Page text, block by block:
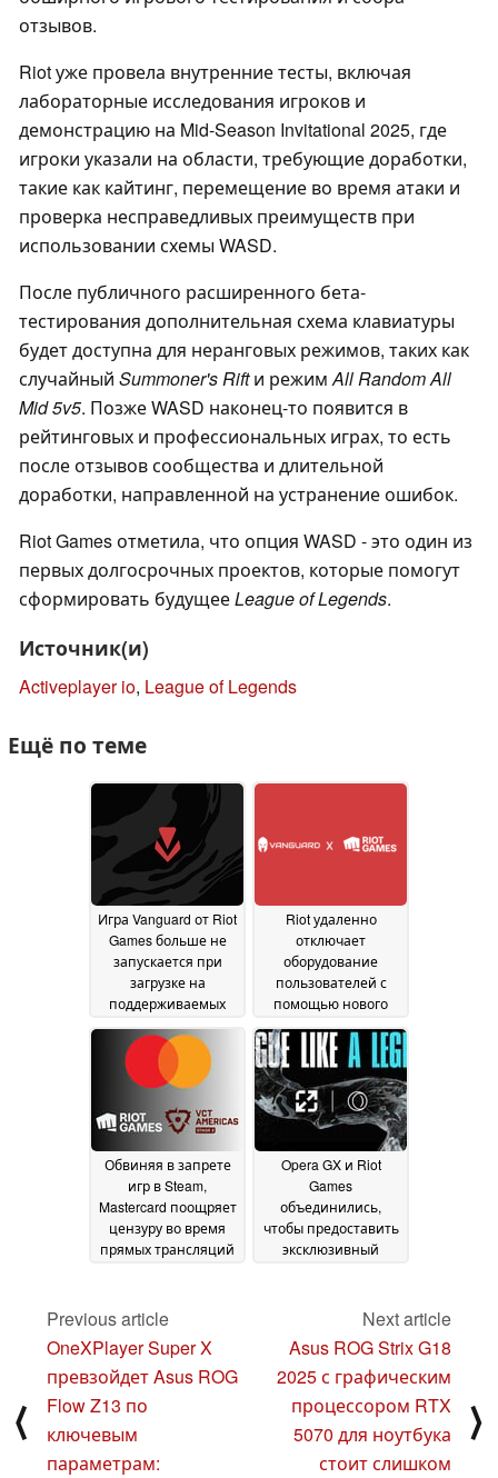
отзывов.
Riot уже провела внутренние тесты, включая
лабораторные исследования игроков и
демонстрацию на Mid-Season Invitational 2025, где
игроки указали на области, требующие доработки,
такие как кайтинг, перемещение во время атаки и
проверка несправедливых преимуществ при
использовании схемы WASD.
После публичного расширенного бета-
тестирования дополнительная схема клавиатуры
будет доступна для неранговых режимов, таких как
случайный Summoner's Riftи режимAll Random All
Mid 5v5. Позже WASD наконец-то появится в
рейтинговых и профессиональных играх, то есть
после отзывов сообщества и длительной
доработки, направленной на устранение ошибок.
Riot Games отметила, что опция WASD - это один из
первых долгосрочных проектов, которые помогут
сформировать будущееLeague of Legends.
Источник(и)
Activeplayer io, League of Legends
Ещё по теме
Игра Vanguard от Riot
Games больше не
запускается при
загрузке на
поддерживаемых
компьютерах28 June
2026
Riot удаленно
отключает
оборудование
пользователей с
помощью нового
обновления
Vanguard 22 May 2026
Обвиняя в запрете
игр в Steam,
Mastercard поощряет
цензуру во время
прямых трансляций
Opera GX и Riot
Games
объединились,
чтобы предоставить
эксклюзивный
для игроков и
September 2024
⟨
Previous article
OneXPlayer Super X
превзойдет Asus ROG
Flow Z13 по
ключевым
параметрам:
Next article
Asus ROG Strix G18
2025 с графическим
процессором RTX
5070 для ноутбука
стоит слишком
⟩